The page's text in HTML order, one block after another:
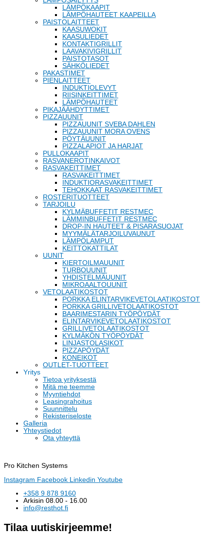
LÄMPÖKAAPIT
LÄMPÖHAUTEET KAAPEILLA
PAISTOLAITTEET
KAASUWOKIT
KAASULIEDET
KONTAKTIGRILLIT
LAAVAKIVIGRILLIT
PAISTOTASOT
SÄHKÖLIEDET
PAKASTIMET
PIENLAITTEET
INDUKTIOLEVYT
RIISINKEITTIMET
LÄMPÖHAUTEET
PIKAJÄÄHDYTTIMET
PIZZAUUNIT
PIZZAUUNIT SVEBA DAHLEN
PIZZAUUNIT MORA OVENS
PÖYTÄUUNIT
PIZZALAPIOT JA HARJAT
PULLOKAAPIT
RASVANEROTINKAIVOT
RASVAKEITTIMET
RASVAKEITTIMET
INDUKTIORASVAKEITTIMET
TEHOKKAAT RASVAKEITTIMET
ROSTERITUOTTEET
TARJOILU
KYLMÄBUFFETIT RESTMEC
LÄMMINBUFFETIT RESTMEC
DROP-IN HAUTEET & PISARASUOJAT
MYYMÄLÄTARJOILUVAUNUT
LÄMPÖLAMPUT
KEITTOKATTILAT
UUNIT
KIERTOILMAUUNIT
TURBOUUNIT
YHDISTELMÄUUNIT
MIKROAALTOUUNIT
VETOLAATIKOSTOT
PORKKA ELINTARVIKEVETOLAATIKOSTOT
PORKKA GRILLIVETOLAATIKOSTOT
BAARIMESTARIN TYÖPÖYDÄT
ELINTARVIKEVETOLAATIKOSTOT
GRILLIVETOLAATIKOSTOT
KYLMÄKÖN TYÖPÖYDÄT
LINJASTOLASIKOT
PIZZAPÖYDÄT
KONEIKOT
OUTLET-TUOTTEET
Yritys
Tietoa yrityksestä
Mitä me teemme
Myyntiehdot
Leasingrahoitus
Suunnittelu
Rekisteriseloste
Galleria
Yhteystiedot
Ota yhteyttä
Pro Kitchen Systems
Instagram Facebook Linkedin Youtube
+358 9 878 9160
Arkisin 08.00 - 16.00
info@resthot.fi
Tilaa uutiskirjeemme!